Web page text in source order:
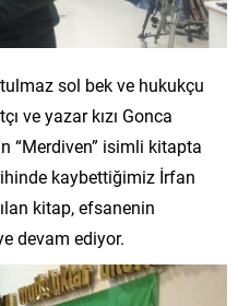
sol bek ve hukukçu
ve yazar kızı Gonca
“Merdiven” isimli kitapta
kaybettiğimiz İrfan
kitap, efsanenin
devam ediyor.